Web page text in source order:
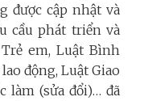
được cập nhật và
cầu phát triển và
em, Luật Bình
động, Luật Giao
làm (sửa đổi)… đã